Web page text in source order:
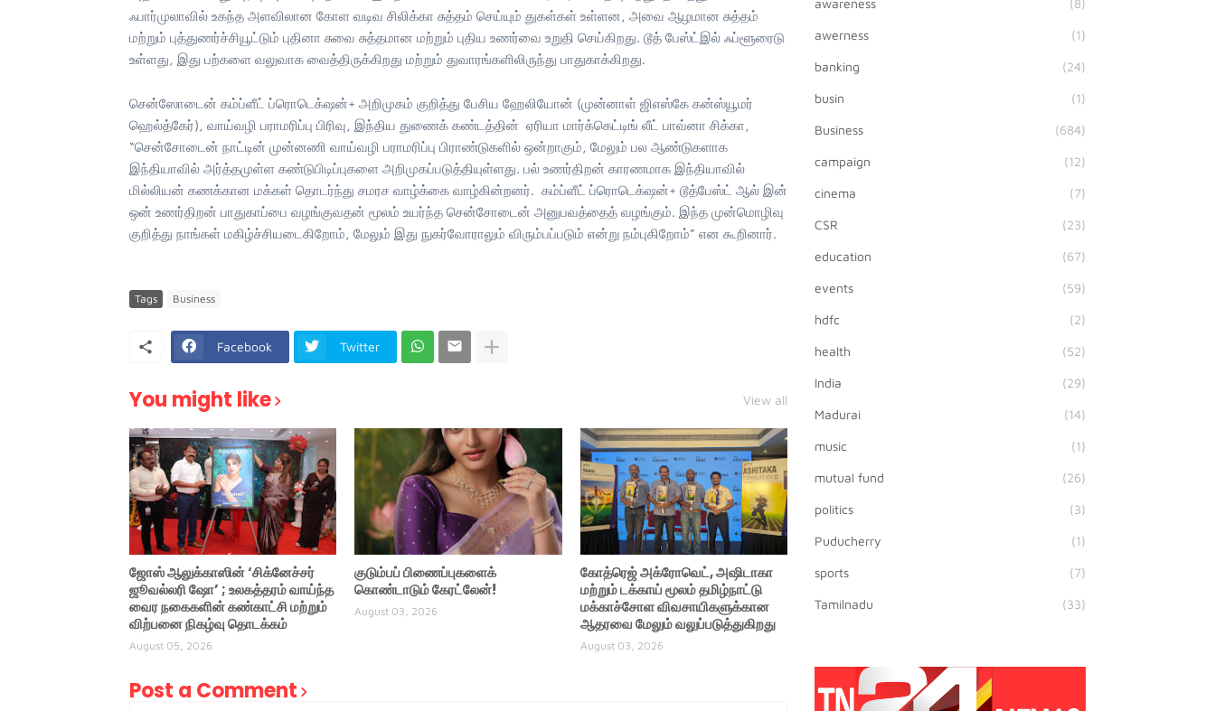
ஃபார்முலாவில் உகந்த அளவிலான கோள வடிவ சிலிக்கா சுத்தம் செய்யும் துகள்கள் உள்ளன, அவை ஆழமான சுத்தம்
மற்றும் புத்துணர்ச்சியூட்டும் புதினா சுவை சுத்தமான மற்றும் புதிய உணர்வை உறுதி செய்கிறது. டூத் பேஸ்ட்இல் ஃப்ளூரைடு
உள்ளது, இது பற்களை வலுவாக வைத்திருக்கிறது மற்றும் துவாரங்களிலிருந்து பாதுகாக்கிறது.
சென்ஸோடைன் கம்ப்ளீட் ப்ரொடெக்‌ஷன்+ அறிமுகம் குறித்து பேசிய ஹேலியோன் (முன்னாள் ஜிஎஸ்கே கன்ஸ்யூமர்
ஹெல்த்கேர்), வாய்வழி பராமரிப்பு பிரிவு, இந்திய துணைக் கண்டத்தின் ஏரியா மார்க்கெட்டிங் லீட் பாவ்னா சிக்கா,
“சென்சோடைன் நாட்டின் முன்னணி வாய்வழி பராமரிப்பு பிராண்டுகளில் ஒன்றாகும், மேலும் பல ஆண்டுகளாக
இந்தியாவில் அர்த்தமுள்ள கண்டுபிடிப்புகளை அறிமுகப்படுத்தியுள்ளது. பல் உணர்திறன் காரணமாக இந்தியாவில்
மில்லியன் கணக்கான மக்கள் தொடர்ந்து சமரச வாழ்க்கை வாழ்கின்றனர். கம்ப்ளீட் ப்ரொடெக்‌ஷன்+ டூத்பேஸ்ட் ஆல் இன்
ஒன் உணர்திறன் பாதுகாப்பை வழங்குவதன் மூலம் உயர்ந்த சென்சோடைன் அனுபவத்தைத் வழங்கும். இந்த முன்மொழிவு
குறித்து நாங்கள் மகிழ்ச்சியடைகிறோம், மேலும் இது நுகர்வோராலும் விரும்பப்படும் என்று நம்புகிறோம்” என கூறினார்.
Tags Business
Facebook Twitter
You might like View all
ஜோஸ் ஆலுக்காஸின் ‘சிக்னேச்சர்
ஜூவல்லரி ஷோ’ ; உலகத்தரம் வாய்ந்த
வைர நகைகளின் கண்காட்சி மற்றும்
விற்பனை நிகழ்வு தொடக்கம்
August 05, 2026
குடும்பப் பிணைப்புகளைக்
கொண்டாடும் கேரட்லேன்!
August 03, 2026
கோத்ரெஜ் அக்ரோவெட், அஷிடாகா
மற்றும் டக்காய் மூலம் தமிழ்நாட்டு
மக்காச்சோள விவசாயிகளுக்கான
ஆதரவை மேலும் வலுப்படுத்துகிறது
August 03, 2026
Post a Comment
awareness (8)
awerness (1)
banking (24)
busin (1)
Business (684)
campaign (12)
cinema (7)
CSR (23)
education (67)
events (59)
hdfc (2)
health (52)
India (29)
Madurai (14)
music (1)
mutual fund (26)
politics (3)
Puducherry (1)
sports (7)
Tamilnadu (33)